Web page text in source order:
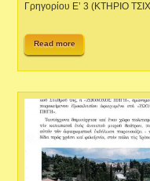
Γρηγορίου Ε’ 3 (ΚΤΗΡΙΟ
Read more